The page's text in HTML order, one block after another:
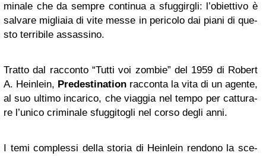
mi­na­le che da sem­pre con­ti­nua a sfug­gir­gli: l’o­biet­ti­vo è
sal­va­re mi­glia­ia di vite messe in pe­ri­co­lo dai piani di que­
sto ter­ri­bi­le as­sas­si­no.
Trat­to dal rac­con­to “Tutti voi zom­bie” del 1959 di Ro­bert
A. Hein­lein, Pre­de­sti­na­tion rac­con­ta la vita di un agen­te,
al suo ul­ti­mo in­ca­ri­co, che viag­gia nel tempo per cat­tu­ra­
re l’u­ni­co cri­mi­na­le sfug­gi­to­gli nel corso degli anni.
I temi com­ples­si della sto­ria di Hein­lein ren­do­no la sce­